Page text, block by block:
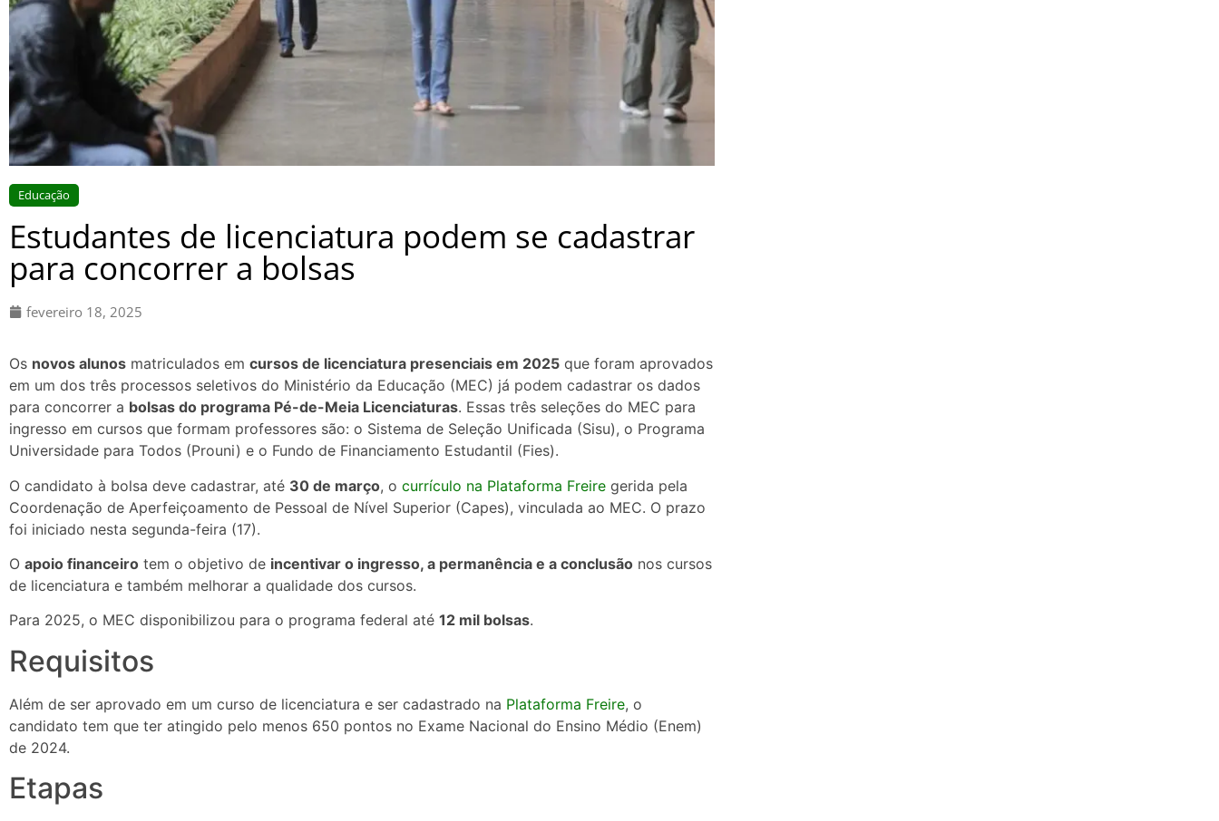
Educação
Estudantes de licenciatura podem se cadastrar
para concorrer a bolsas
fevereiro 18, 2025
Os novos alunos matriculados em cursos de licenciatura presenciais em 2025 que foram aprovados
em um dos três processos seletivos do Ministério da Educação (MEC) já podem cadastrar os dados
para concorrer a bolsas do programa Pé-de-Meia Licenciaturas. Essas três seleções do MEC para
ingresso em cursos que formam professores são: o Sistema de Seleção Unificada (Sisu), o Programa
Universidade para Todos (Prouni) e o Fundo de Financiamento Estudantil (Fies).
O candidato à bolsa deve cadastrar, até 30 de março, o currículo na Plataforma Freire gerida pela
Coordenação de Aperfeiçoamento de Pessoal de Nível Superior (Capes), vinculada ao MEC. O prazo
foi iniciado nesta segunda-feira (17).
O apoio financeiro tem o objetivo de incentivar o ingresso, a permanência e a conclusão nos cursos
de licenciatura e também melhorar a qualidade dos cursos.
Para 2025, o MEC disponibilizou para o programa federal até 12 mil bolsas.
Requisitos
Além de ser aprovado em um curso de licenciatura e ser cadastrado na Plataforma Freire, o
candidato tem que ter atingido pelo menos 650 pontos no Exame Nacional do Ensino Médio (Enem)
de 2024.
Etapas